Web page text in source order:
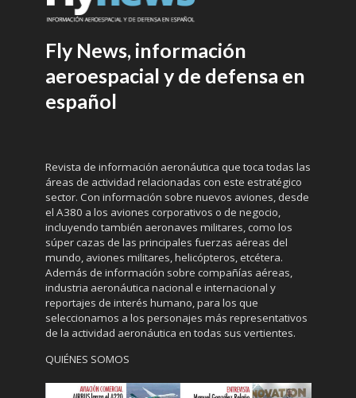
Fly News, información
aeroespacial y de defensa en
español
Revista de información aeronáutica que toca todas las
áreas de actividad relacionadas con este estratégico
sector. Con información sobre nuevos aviones, desde
el A380 a los aviones corporativos o de negocio,
incluyendo también aeronaves militares, como los
súper cazas de las principales fuerzas aéreas del
mundo, aviones militares, helicópteros, etcétera.
Además de información sobre compañías aéreas,
industria aeronáutica nacional e internacional y
reportajes de interés humano, para los que
seleccionamos a los personajes más representativos
de la actividad aeronáutica en todas sus vertientes.
QUIÉNES SOMOS